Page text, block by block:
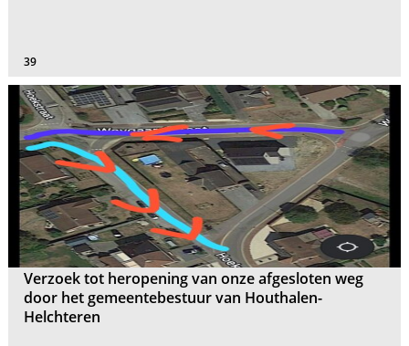
39
Verzoek tot heropening van onze afgesloten weg
door het gemeentebestuur van Houthalen-
Helchteren